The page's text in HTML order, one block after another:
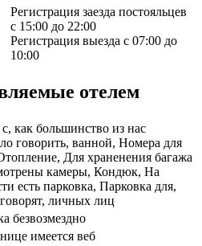
Регистрация заезда постояльцев
с 15:00 до 22:00
Регистрация выезда с 07:00 до
10:00
отелем
как большинство из нас
говорить, ванной, Номера для
Для храненения багажа
камеры, Кондюк, На
есть парковка, Парковка для,
личных лиц
безвозмездно
имеется веб